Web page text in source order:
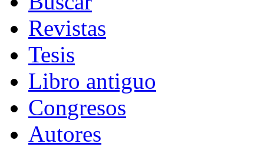
Revistas
Tesis
Libro antiguo
Congresos
Autores